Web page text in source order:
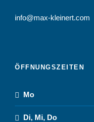
info@max-kleinert.com
ÖFFNUNGSZEITEN
Mo
Di, Mi, Do